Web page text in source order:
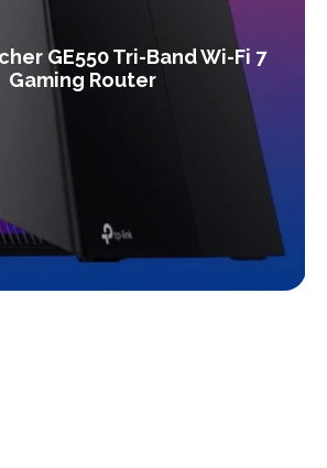
GE550 Tri-Band Wi-Fi 7
Gaming Router